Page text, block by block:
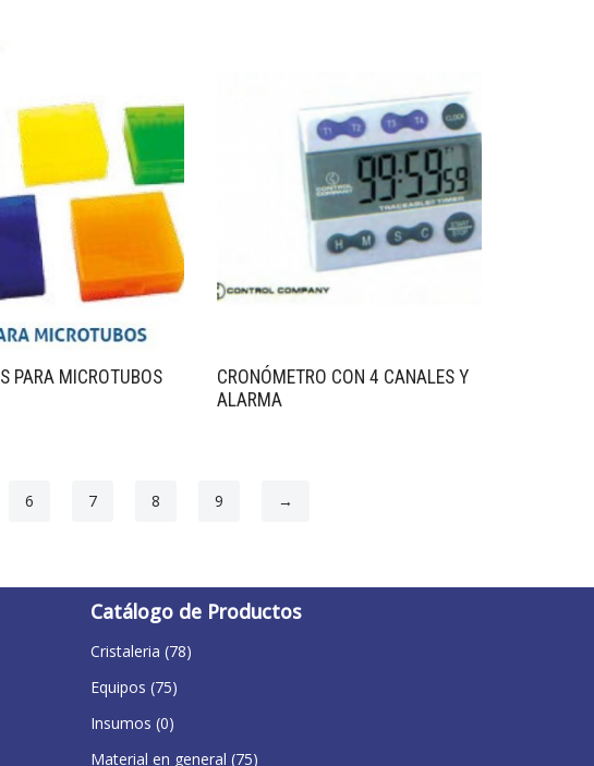
PARA MICROTUBOS
CRONÓMETRO CON 4 CANALES Y
ALARMA
6 7 8 9 →
Catálogo de Productos
Cristaleria (78)
Equipos (75)
Insumos (0)
Material en general (75)